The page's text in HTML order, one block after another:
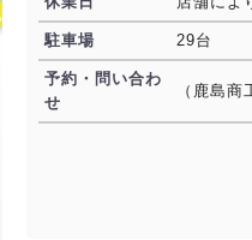
駐車場 29台
予約・問い合わ
せ
（鹿島